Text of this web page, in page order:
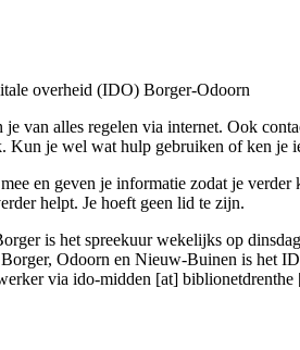
overheid (IDO) Borger-Odoorn
van alles regelen via internet. Ook
Kun je wel wat hulp gebruiken of ken je
en geven je informatie zodat je
helpt. Je hoeft geen lid te zijn.
is het spreekuur wekelijks op
Odoorn en Nieuw-Buinen is het
viaido-midden [at] biblionetdrenthe